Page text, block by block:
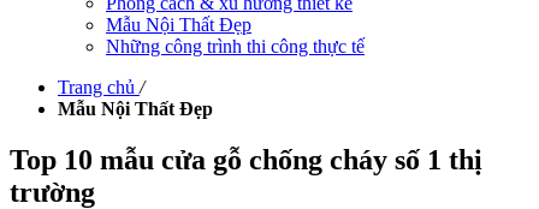
Mẫu Nội Thất Đẹp
Những công trình thi công thực tế
Trang chủ /
Mẫu Nội Thất Đẹp
Top 10 mẫu cửa gỗ chống cháy số 1 thị
trường